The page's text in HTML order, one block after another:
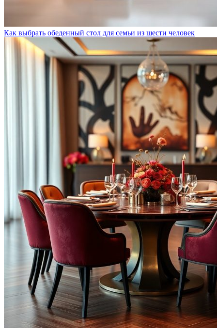
Как выбрать обеденный стол для семьи из шести человек